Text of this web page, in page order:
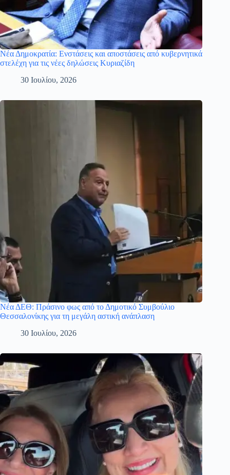
Νέα Δημοκρατία: Ενστάσεις και αποστάσεις από κυβερνητικά
στελέχη για τις νέες δηλώσεις Κυριαζίδη
30 Ιουλίου, 2026
Νέα ΔΕΘ: Πράσινο φως από το Δημοτικό Συμβούλιο
Θεσσαλονίκης για τη μεγάλη αστική ανάπλαση
30 Ιουλίου, 2026